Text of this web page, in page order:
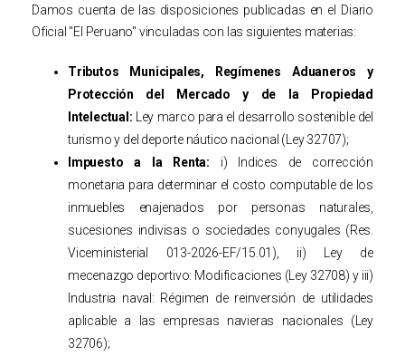
Damos cuenta de las disposiciones publicadas en el Diario
Oficial "El Peruano" vinculadas con las siguientes materias:
Tributos Municipales, Regímenes Aduaneros y
Protección del Mercado y de la Propiedad
Intelectual: Ley marco para el desarrollo sostenible del
turismo y del deporte náutico nacional (Ley 32707);
Impuesto a la Renta: i) Indices de corrección
monetaria para determinar el costo computable de los
inmuebles enajenados por personas naturales,
sucesiones indivisas o sociedades conyugales (Res.
Viceministerial 013-2026-EF/15.01), ii) Ley de
mecenazgo deportivo: Modificaciones (Ley 32708) y iii)
Industria naval: Régimen de reinversión de utilidades
aplicable a las empresas navieras nacionales (Ley
32706);